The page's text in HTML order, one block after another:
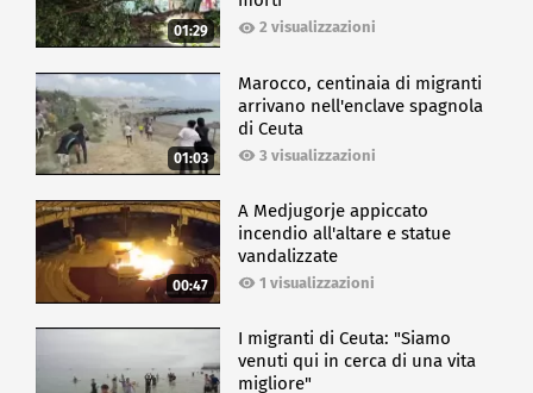
01:29 2 visualizzazioni
01:03
Marocco, centinaia di migranti
arrivano nell'enclave spagnola
di Ceuta
3 visualizzazioni
00:47
A Medjugorje appiccato
incendio all'altare e statue
vandalizzate
1 visualizzazioni
I migranti di Ceuta: "Siamo
venuti qui in cerca di una vita
migliore"